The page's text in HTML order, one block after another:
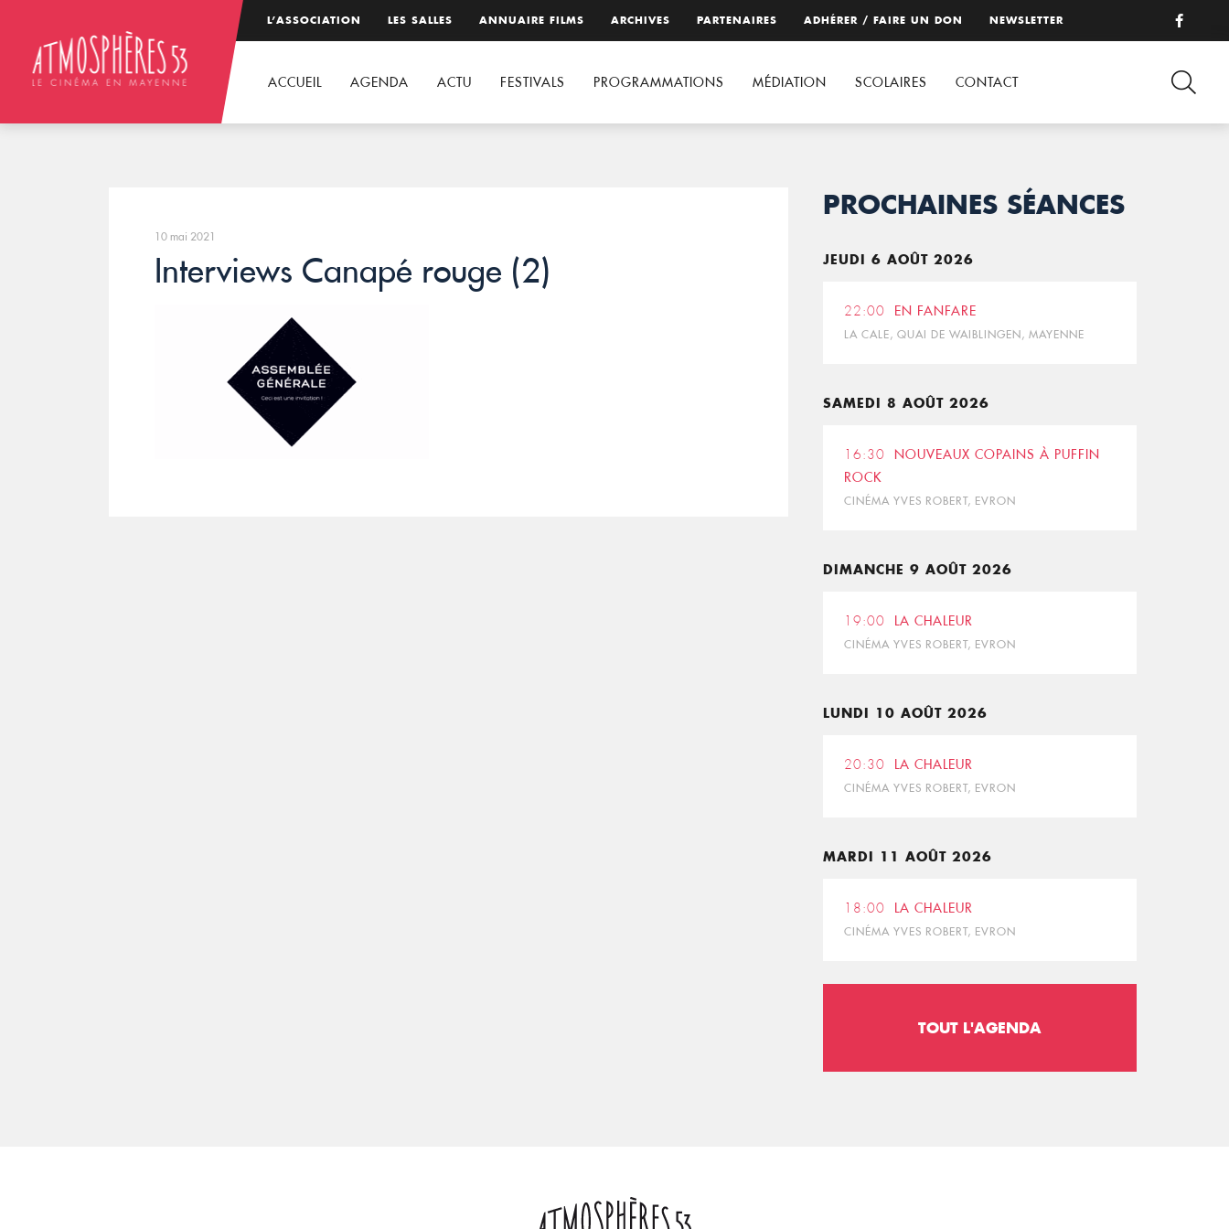
L’ASSOCIATION LES SALLES ANNUAIRE FILMS ARCHIVES PARTENAIRES ADHÉRER / FAIRE UN DON NEWSLETTER
ACCUEIL AGENDA ACTU FESTIVALS PROGRAMMATIONS MÉDIATION SCOLAIRES CONTACT
10 mai 2021
Interviews Canapé rouge (2)
PROCHAINES SÉANCES
JEUDI 6 AOÛT 2026
22:00 EN FANFARE
LA CALE, QUAI DE WAIBLINGEN, MAYENNE
SAMEDI 8 AOÛT 2026
16:30
NOUVEAUX COPAINS À PUFFIN
ROCK
CINÉMA YVES ROBERT, EVRON
DIMANCHE 9 AOÛT 2026
19:00 LA CHALEUR
CINÉMA YVES ROBERT, EVRON
LUNDI 10 AOÛT 2026
20:30 LA CHALEUR
CINÉMA YVES ROBERT, EVRON
MARDI 11 AOÛT 2026
18:00 LA CHALEUR
CINÉMA YVES ROBERT, EVRON
TOUT L'AGENDA